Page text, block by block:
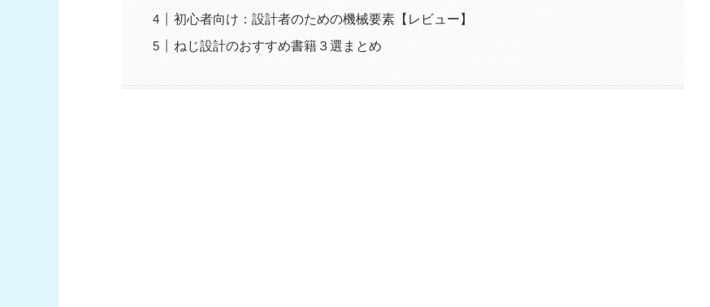
初心者向け：設計者のための機械要素【レビュー】
ねじ設計のおすすめ書籍３選まとめ